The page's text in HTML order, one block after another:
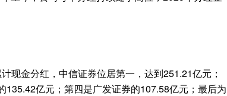
现金分红，中信证券位居第一，达到251.21亿元；
亿元；第四是广发证券的107.58亿元；最后为